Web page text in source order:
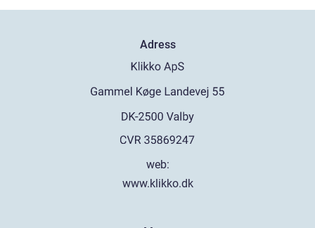
Adress
web:
www.klikko.dk